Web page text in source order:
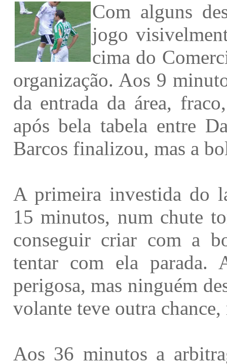
Com alguns
jogo
cima do
organização. Aos 9
da entrada da área,
após bela tabela entre
Barcos finalizou, mas a
A primeira investida do
15 minutos, num chute
conseguir criar com a
tentar com ela parada.
perigosa, mas ninguém
volante teve outra
Aos 36 minutos a